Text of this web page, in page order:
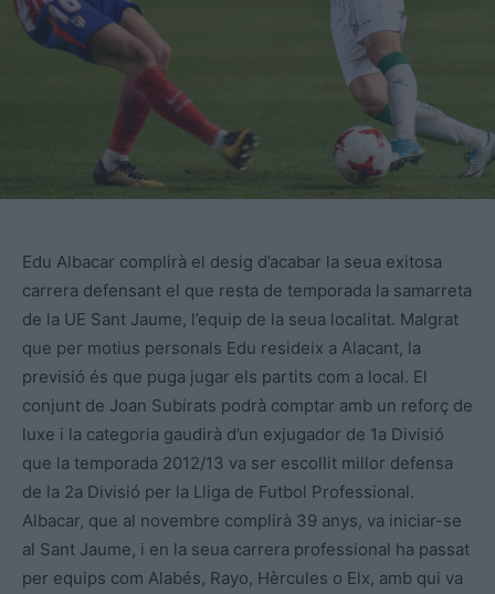
Edu Albacar complirà el desig d’acabar la seua exitosa
carrera defensant el que resta de temporada la samarreta
de la UE Sant Jaume, l’equip de la seua localitat. Malgrat
que per motius personals Edu resideix a Alacant, la
previsió és que puga jugar els partits com a local. El
conjunt de Joan Subirats podrà comptar amb un reforç de
luxe i la categoria gaudirà d’un exjugador de 1a Divisió
que la temporada 2012/13 va ser escollit millor defensa
de la 2a Divisió per la Lliga de Futbol Professional.
Albacar, que al novembre complirà 39 anys, va iniciar-se
al Sant Jaume, i en la seua carrera professional ha passat
per equips com Alabés, Rayo, Hèrcules o Elx, amb qui va